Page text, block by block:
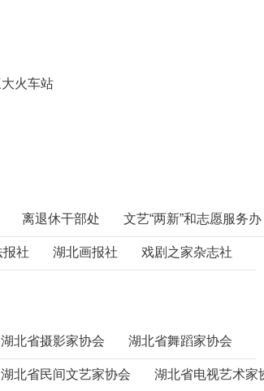
火车站
离退休干部处 文艺“两新”和志愿服务办
报社 湖北画报社 戏剧之家杂志社
湖北省摄影家协会 湖北省舞蹈家协会
湖北省民间文艺家协会 湖北省电视艺术家